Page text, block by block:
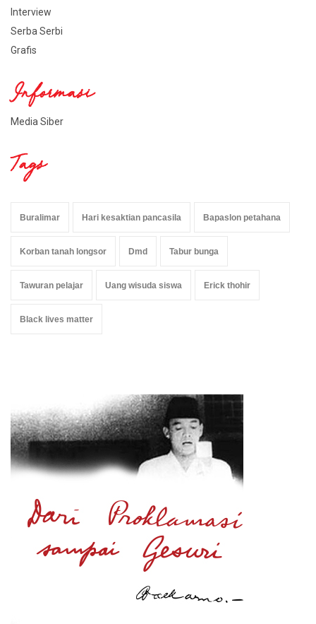
Interview
Serba Serbi
Grafis
Informasi
Media Siber
Tags
Buralimar Hari kesaktian pancasila Bapaslon petahana
Korban tanah longsor Dmd Tabur bunga
Tawuran pelajar Uang wisuda siswa Erick thohir
Black lives matter